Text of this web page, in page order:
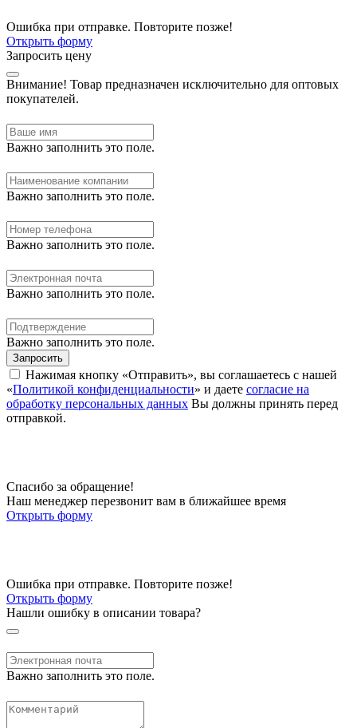
Ошибка при отправке. Повторите позже!
Открыть форму
Запросить цену
Внимание! Товар предназначен исключительно для оптовых
покупателей.
Важно заполнить это поле.
Важно заполнить это поле.
Важно заполнить это поле.
Важно заполнить это поле.
Важно заполнить это поле.
Запросить
Нажимая кнопку «Отправить», вы соглашаетесь с нашей
«Политикой конфиденциальности» и даете согласие на
обработку персональных данных Вы должны принять перед
отправкой.
Спасибо за обращение!
Наш менеджер перезвонит вам в ближайшее время
Открыть форму
Ошибка при отправке. Повторите позже!
Открыть форму
Нашли ошибку в описании товара?
Важно заполнить это поле.